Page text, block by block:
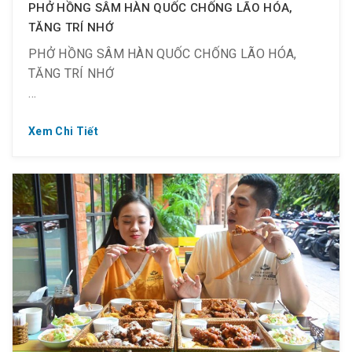
miễn dịch cho cơ thể!
PHỞ HỒNG SÂM HÀN QUỐC CHỐNG LÃO HÓA,
TĂNG TRÍ NHỚ
PHỞ HỒNG SÂM HÀN QUỐC CHỐNG LÃO HÓA,
TĂNG TRÍ NHỚ
Hang Seo chưa?
? Phở Hồng Sâm Hàn Quốc – Red Ginseng
? 55K – Phở Hồng sâm
? 75K – Phở Hồng sâm đặc biệt
Xem Chi Tiết